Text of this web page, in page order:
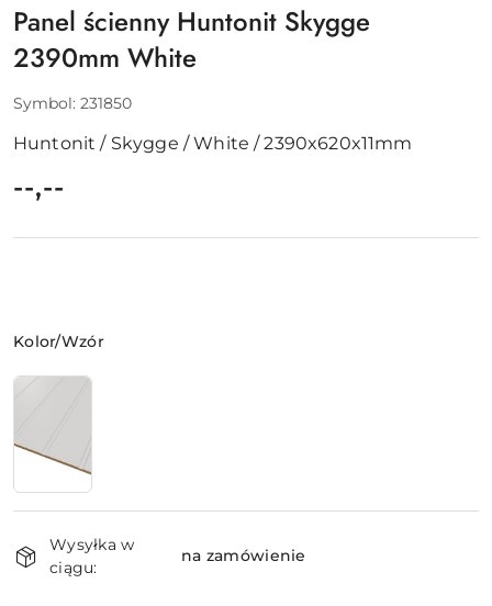
Panel ścienny Huntonit Skygge
2390mm White
Symbol: 231850
Huntonit / Skygge / White / 2390x620x11mm
cena:
--,--
Wariant
Kolor/Wzór
Dostępność
i
dostawa
Wysyłka w
ciągu:
na zamówienie